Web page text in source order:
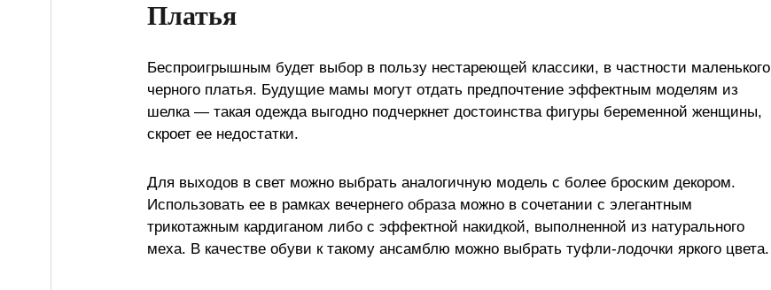
Платья
Беспроигрышным будет выбор в пользу нестареющей классики, в частности маленького
черного платья. Будущие мамы могут отдать предпочтение эффектным моделям из
шелка — такая одежда выгодно подчеркнет достоинства фигуры беременной женщины,
скроет ее недостатки.
Для выходов в свет можно выбрать аналогичную модель с более броским декором.
Использовать ее в рамках вечернего образа можно в сочетании с элегантным
трикотажным кардиганом либо с эффектной накидкой, выполненной из натурального
меха. В качестве обуви к такому ансамблю можно выбрать туфли-лодочки яркого цвета.